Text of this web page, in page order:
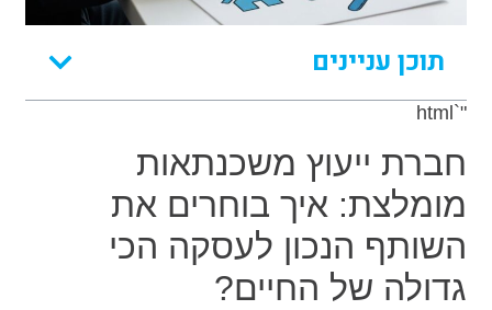
תוכן עניינים
"`html
חברת ייעוץ משכנתאות
מומלצת: איך בוחרים את
השותף הנכון לעסקה הכי
גדולה של החיים?